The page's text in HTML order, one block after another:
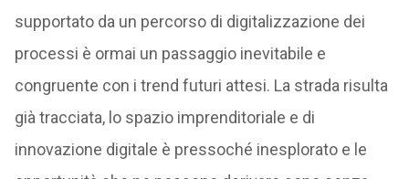
supportato da un percorso di digitalizzazione dei
processi è ormai un passaggio inevitabile e
congruente con i trend futuri attesi. La strada risulta
già tracciata, lo spazio imprenditoriale e di
innovazione digitale è pressoché inesplorato e le